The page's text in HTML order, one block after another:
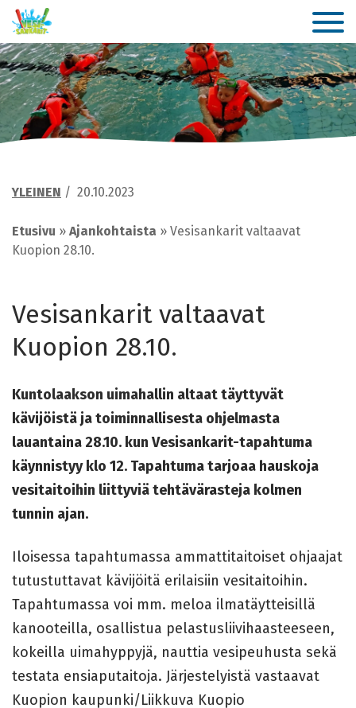
YLEINEN / 20.10.2023
Etusivu » Ajankohtaista » Vesisankarit valtaavat
Kuopion 28.10.
Vesisankarit valtaavat
Kuopion 28.10.
Kuntolaakson uimahallin altaat täyttyvät
kävijöistä ja toiminnallisesta ohjelmasta
lauantaina 28.10. kun Vesisankarit-tapahtuma
käynnistyy klo 12. Tapahtuma tarjoaa hauskoja
vesitaitoihin liittyviä tehtävärasteja kolmen
tunnin ajan.
Iloisessa tapahtumassa ammattitaitoiset ohjaajat
tutustuttavat kävijöitä erilaisiin vesitaitoihin.
Tapahtumassa voi mm. meloa ilmatäytteisillä
kanooteilla, osallistua pelastusliivihaasteeseen,
kokeilla uimahyppyjä, nauttia vesipeuhusta sekä
testata ensiaputaitoja. Järjestelyistä vastaavat
Kuopion kaupunki/Liikkuva Kuopio